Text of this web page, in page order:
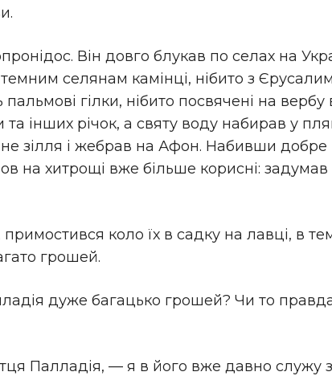
Він довго блукав по селах на
селянам камінці, нібито з
гілки, нібито посвячені на
та інших річок, а святу воду набирав у
зілля і жебрав на Афон. Набивши
на хитрощі вже більше корисні: задумав
коло їх в садку на лавці, в
грошей.
дуже багацько грошей? Чи то
Палладія, — я в його вже давно служу